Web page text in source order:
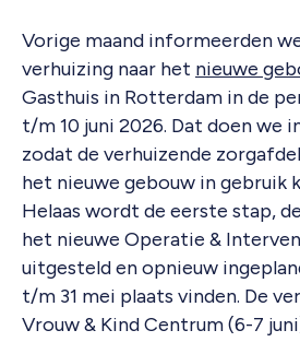
Vorige maand informeerden
verhuizing naar het nieuwe
Gasthuis in Rotterdam in de
t/m 10 juni 2026. Dat doen we
zodat de verhuizende
het nieuwe gebouw in gebruik
Helaas wordt de eerste stap,
het nieuwe Operatie &
uitgesteld en opnieuw
t/m 31 mei plaats vinden. De
Vrouw & Kind Centrum (6-7